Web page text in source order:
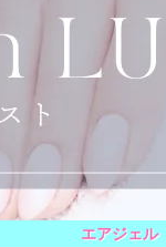
エアジェル